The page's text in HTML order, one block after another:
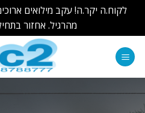
לקוח.ה יקר.ה! עקב מילואים
מהרגיל. אחזור